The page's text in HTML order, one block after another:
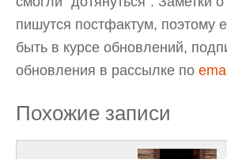
пишутся постфактум, поэтому
быть в курсе обновлений,
обновления в рассылке по
Похожие записи